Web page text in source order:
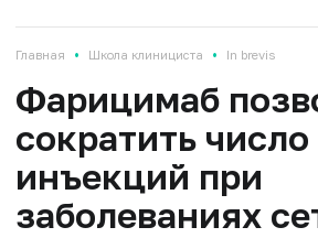
Главная • Школа клинициста • In brevis
Фарицимаб
сократить число
инъекций при
заболеваниях